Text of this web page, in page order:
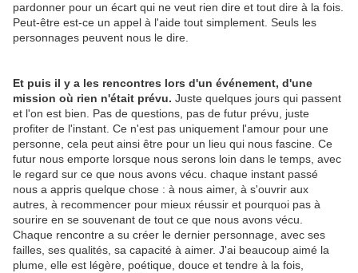
pardonner pour un écart qui ne veut rien dire et tout dire à la fois.
Peut-être est-ce un appel à l'aide tout simplement. Seuls les
personnages peuvent nous le dire.
Et puis il y a les rencontres lors d'un événement, d'une
mission où rien n'était prévu. Juste quelques jours qui passent
et l'on est bien. Pas de questions, pas de futur prévu, juste
profiter de l'instant. Ce n'est pas uniquement l'amour pour une
personne, cela peut ainsi être pour un lieu qui nous fascine. Ce
futur nous emporte lorsque nous serons loin dans le temps, avec
le regard sur ce que nous avons vécu. chaque instant passé
nous a appris quelque chose : à nous aimer, à s'ouvrir aux
autres, à recommencer pour mieux réussir et pourquoi pas à
sourire en se souvenant de tout ce que nous avons vécu.
Chaque rencontre a su créer le dernier personnage, avec ses
failles, ses qualités, sa capacité à aimer. J'ai beaucoup aimé la
plume, elle est légère, poétique, douce et tendre à la fois,